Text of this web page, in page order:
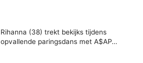
Rihanna (38) trekt bekijks tijdens
opvallende paringsdans met A$AP…